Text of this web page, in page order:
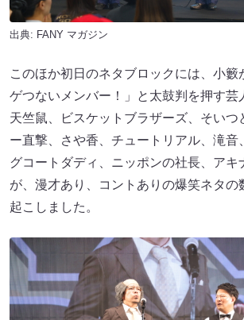
出典: FANY マガジン
このほか初日のネタブロックには、小籔
ゲつないメンバー！」と太鼓判を押す芸
天竺鼠、ビスケットブラザーズ、そいつ
ー直撃、さや香、チュートリアル、滝音
グコートダディ、ニッポンの社長、アキ
が、漫才あり、コントありの爆笑ネタの
起こしました。